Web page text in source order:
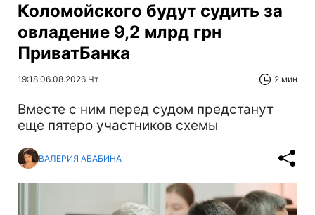
Коломойского будут судить за
овладение 9,2 млрд грн
ПриватБанка
19:18 06.08.2026 Чт 2 мин
Вместе с ним перед судом предстанут
еще пятеро участников схемы
ВАЛЕРИЯ АБАБИНА